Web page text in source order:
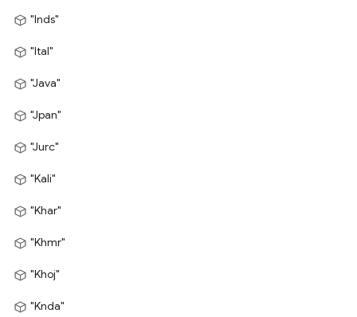
"Inds"
"Ital"
"Java"
"Jpan"
"Jurc"
"Kali"
"Khar"
"Khmr"
"Khoj"
"Knda"